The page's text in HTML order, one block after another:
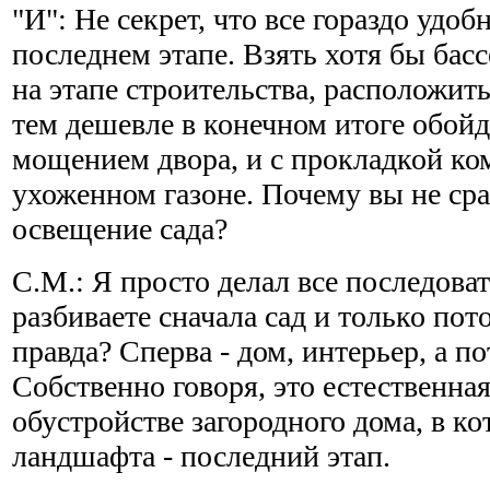
"И": Не секрет, что все гораздо
последнем этапе. Взять хотя бы
на этапе строительства,
тем дешевле в конечном итоге
мощением двора, и с прокладкой
ухоженном газоне. Почему вы не
освещение сада?
С.М.: Я просто делал все
разбиваете сначала сад и только
правда? Сперва - дом, интерьер, а
Собственно говоря, это
обустройстве загородного дома, в
ландшафта - последний этап.